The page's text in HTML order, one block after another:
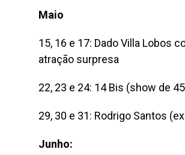
Maio
15, 16 e 17: Dado Villa Lobos
atração surpresa
22, 23 e 24: 14 Bis (show de
29, 30 e 31: Rodrigo Santos
Junho: